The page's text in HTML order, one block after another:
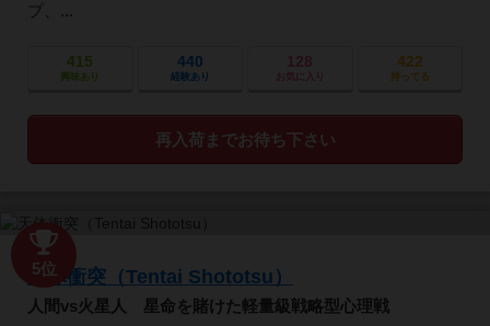
プ、...
415
興味あり
440
経験あり
128
お気に入り
422
持ってる
再入荷までお待ち下さい
5位
天体衝突（Tentai Shototsu）
人間vs火星人 星命を賭けた軽量級戦略型心理戦